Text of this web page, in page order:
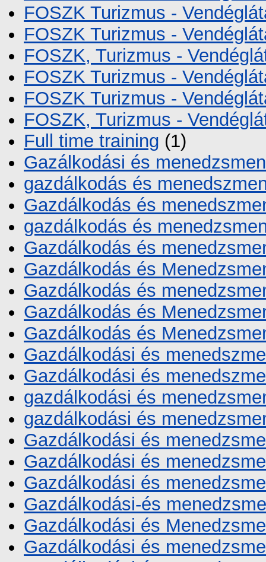
FOSZK Turizmus -
FOSZK Turizmus -
FOSZK, Turizmus -
FOSZK Turizmus -
FOSZK Turizmus -
FOSZK, Turizmus -
Full time training (1)
Gazálkodási és
gazdálkodás és
Gazdálkodás és
gazdálkodás és
Gazdálkodás és
Gazdálkodás és
Gazdálkodás és
Gazdálkodás és
Gazdálkodás és
Gazdálkodási és
Gazdálkodási és
gazdálkodási és
gazdálkodási és
Gazdálkodási és
Gazdálkodási és
Gazdálkodási és
Gazdálkodási-és
Gazdálkodási és
Gazdálkodási és